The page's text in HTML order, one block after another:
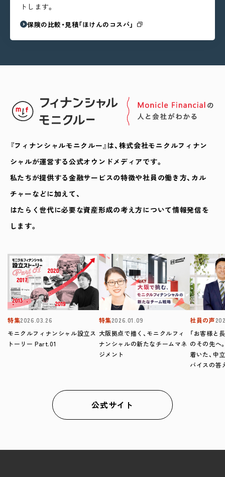
トします。
保険の比較・見積「ほけんのコスパ」
『フィナンシャルモニクルー』は、株式会社モニクルフィナン
シャルが運営する公式オウンドメディアです。
私たちが提供する金融サービスの特徴や社員の働き方、カル
チャーなどに加えて、
はたらく世代に必要な資産形成の考え方について情報発信を
します。
特集2026.03.26
モニクルフィナンシャル設立ス
トーリー Part.01
特集2026.01.09
大阪拠点で描く、モニクルフィ
ナンシャルの新たなチームマネ
ジメント
社員の声
「お客様と
のその先へ
着いた、中
バイスの答
公式サイト